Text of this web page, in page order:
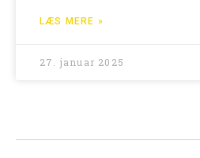
LÆS MERE »
27. januar 2025